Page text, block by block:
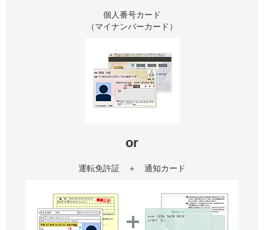
個人番号カード
（マイナンバーカード）
or
運転免許証 ＋ 通知カード